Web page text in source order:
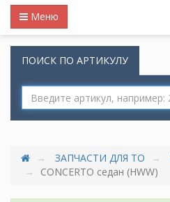
Меню
ПОИСК ПО АРТИКУЛУ
ЗАПЧАСТИ ДЛЯ ТО
CONCERTO седан (HWW)